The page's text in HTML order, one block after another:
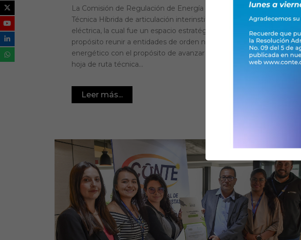
La Comisión de Regulación de Energía y Gas (CREG) lideró la Mesa
Técnica Híbrida de articulación interinstitucional en movilidad
eléctrica, la cual fue un espacio estratégico que tuvo como
propósito reunir a entidades de orden nacional y actores del sector
energético con el propósito de avanzar en la construcción de una
hoja de ruta técnica...
Leer más...